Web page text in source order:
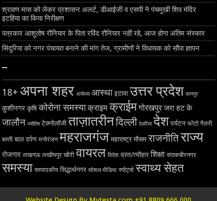
श्रावण मास को लेकर प्रशासन अलर्ट, डीआईजी व एसपी ने पंचमुखी शिव मंदिर
इटहिया का किया निरीक्षण
पत्रकार आशुतोष रौनियार के पिता रविंद रौनियार नहीं रहे, आज होगा अंतिम संस्कार
सिंदुरिया को नगर पंचायत बनाने की मांग तेज, ग्रामीणों ने विधायक को सौंपा ज्ञापन
–
18+ अपना शहर अयोध्या आस्था इटावा उत्तर प्रदेश कानपुर
कुशीनगर कृषि कोरोना समस्या क्राइम क्राईम गोरखपुर जरा हट के
जालौन ज्योतिष टेक्नोलॉजी ताज़ातरीनदिल्ली देवरिया देश पर्यटन फोटो गैलरी
बस्ती बाल दर्पण मनोरंजन महराजगंज महाराष्ट्र मौसम राजनीतिराज्य
रोजगार लखनऊ लखीमपुर खीरी वायरल विदेश व्रत/त्यौहार शिक्षा संतकबीरनगर
समस्या सम्पादकीय सिद्धार्थनगर सोशल मीडिया स्पोर्ट्स स्वाथ्य सेहत